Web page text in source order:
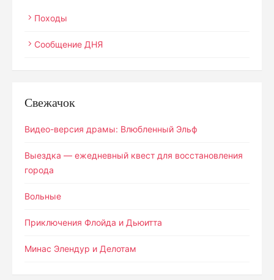
Походы
Сообщение ДНЯ
Свежачок
Видео-версия драмы: Влюбленный Эльф
Выездка — ежедневный квест для восстановления
города
Вольные
Приключения Флойда и Дьюитта
Минас Элендур и Делотам